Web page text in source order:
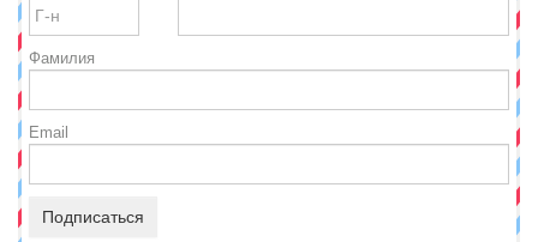
Фамилия
Email
Подписаться